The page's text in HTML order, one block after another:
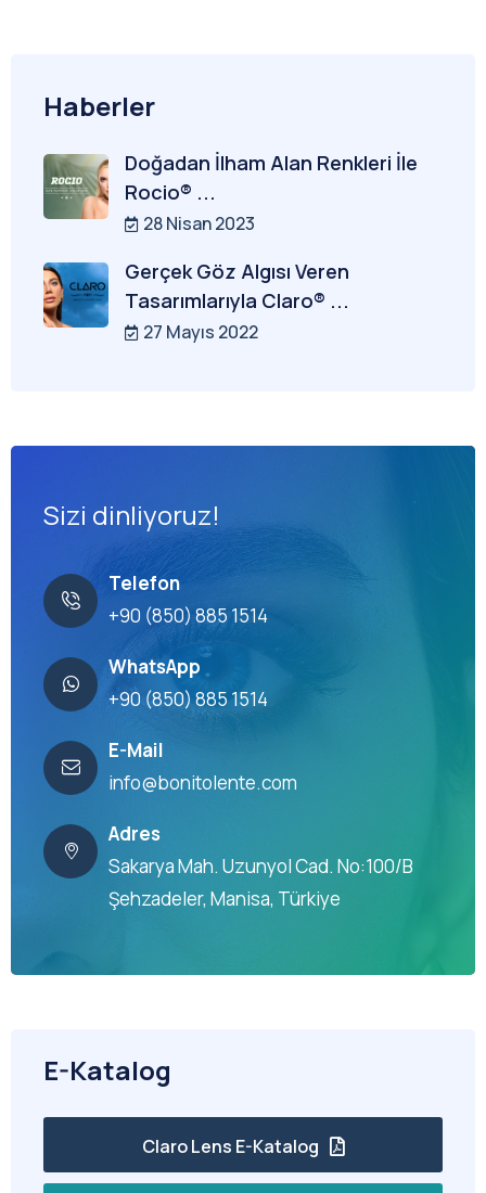
Haberler
Doğadan İlham Alan Renkleri İle
Rocio® ...
28 Nisan 2023
Gerçek Göz Algısı Veren
Tasarımlarıyla Claro® ...
27 Mayıs 2022
Sizi dinliyoruz!
Telefon
+90 (850) 885 1514
WhatsApp
+90 (850) 885 1514
E-Mail
info@bonitolente.com
Adres
Sakarya Mah. Uzunyol Cad. No:100/B
Şehzadeler, Manisa, Türkiye
E-Katalog
Claro Lens E-Katalog